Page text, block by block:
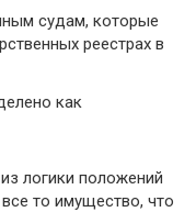
судам, которые
реестрах в
как
логики положений
то имущество, что